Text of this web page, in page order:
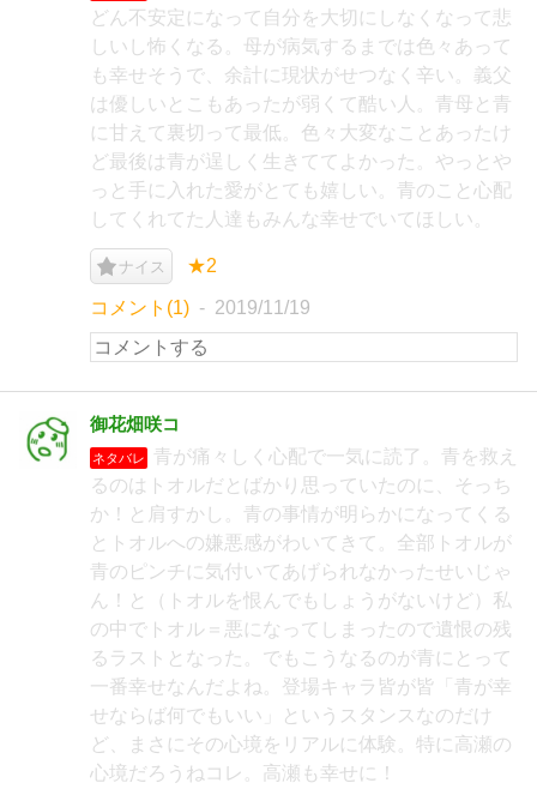
どん不安定になって自分を大切にしなくなって悲
しいし怖くなる。母が病気するまでは色々あって
も幸せそうで、余計に現状がせつなく辛い。義父
は優しいとこもあったが弱くて酷い人。青母と青
に甘えて裏切って最低。色々大変なことあったけ
ど最後は青が逞しく生きててよかった。やっとや
っと手に入れた愛がとても嬉しい。青のこと心配
してくれてた人達もみんな幸せでいてほしい。
ナイス ★2
コメント(1) 2019/11/19
御花畑咲コ
ネタバレ
青が痛々しく心配で一気に読了。青を救え
るのはトオルだとばかり思っていたのに、そっち
か！と肩すかし。青の事情が明らかになってくる
とトオルへの嫌悪感がわいてきて。全部トオルが
青のピンチに気付いてあげられなかったせいじゃ
ん！と（トオルを恨んでもしょうがないけど）私
の中でトオル＝悪になってしまったので遺恨の残
るラストとなった。でもこうなるのが青にとって
一番幸せなんだよね。登場キャラ皆が皆「青が幸
せならば何でもいい」というスタンスなのだけ
ど、まさにその心境をリアルに体験。特に高瀬の
心境だろうねコレ。高瀬も幸せに！